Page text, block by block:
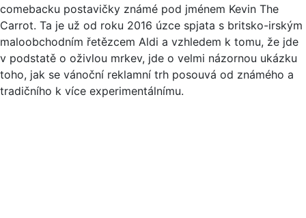
comebacku postavičky známé pod jménem Kevin The
Carrot. Ta je už od roku 2016 úzce spjata s britsko-irským
maloobchodním řetězcem Aldi a vzhledem k tomu, že jde
v podstatě o oživlou mrkev, jde o velmi názornou ukázku
toho, jak se vánoční reklamní trh posouvá od známého a
tradičního k více experimentálnímu.